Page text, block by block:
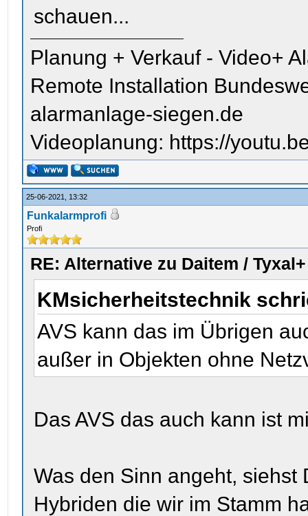
schauen...
Planung + Verkauf - Video+
Remote Installation
alarmanlage-siegen.de
Videoplanung: https://
25-06-2021, 13:32
Funkalarmprofi
Profi
RE: Alternative zu Daitem / Tyxal+
KMsicherheitstechnik
AVS kann das im Übrigen
außer in Objekten ohne
Das AVS das auch kann ist
Was den Sinn angeht,
Hybriden die wir im Stamm